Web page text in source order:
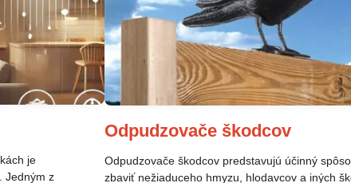
je
Jedným z
Odpudzovače škodcov
Odpudzovače škodcov predstavujú účinný
zbaviť nežiaduceho hmyzu, hlodavcov a iných